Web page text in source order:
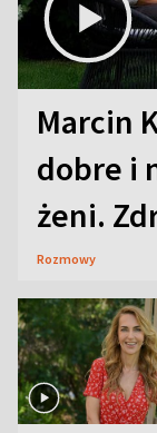
Marcin
dobre i
żeni.
Rozmowy